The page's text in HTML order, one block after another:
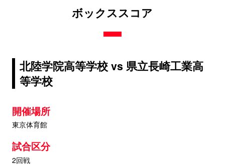
ボックススコア
北陸学院高等学校 vs 県立長崎工業高
等学校
開催場所
東京体育館
試合区分
2回戦